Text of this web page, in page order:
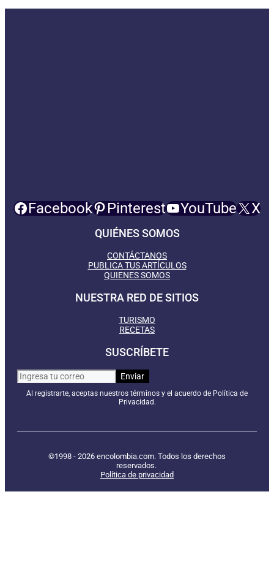
Facebook Pinterest YouTube X
QUIÉNES SOMOS
CONTÁCTANOS
PUBLICA TUS ARTÍCULOS
QUIENES SOMOS
NUESTRA RED DE SITIOS
TURISMO
RECETAS
SUSCRÍBETE
Al registrarte, aceptas nuestros términos y el acuerdo de Política de
Privacidad.
©1998 - 2026 encolombia.com. Todos los derechos
reservados.
Política de privacidad